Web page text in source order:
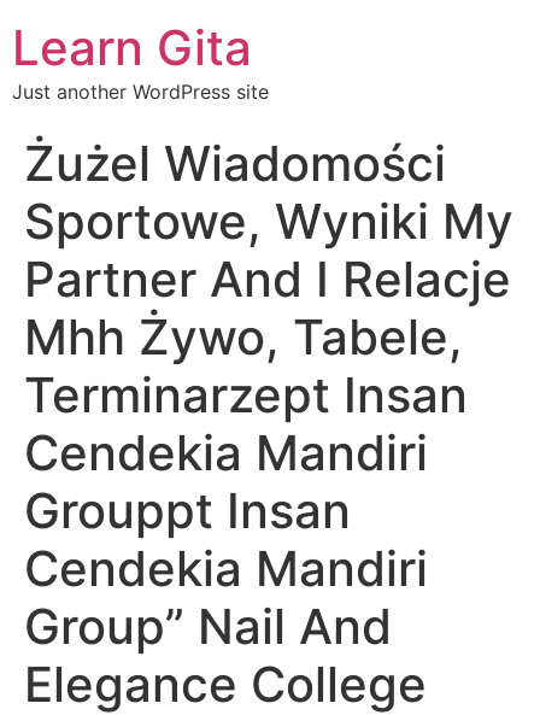
Learn Gita
Just another WordPress site
Żużel Wiadomości
Sportowe, Wyniki My
Partner And I Relacje
Mhh Żywo, Tabele,
Terminarzept Insan
Cendekia Mandiri
Grouppt Insan
Cendekia Mandiri
Group” Nail And
Elegance College